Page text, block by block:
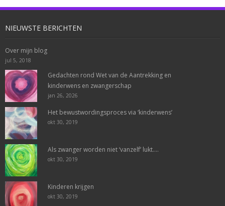
NIEUWSTE BERICHTEN
Over mijn blog
jul 5, 2018
Gedachten rond Wet van de Aantrekking en
kinderwens en zwangerschap
jan 26, 2026
Het bewustwordingsproces via ‘kinderwens’
okt 30, 2019
Als zwanger worden niet ‘vanzelf’ lukt….
okt 30, 2019
Kinderen krijgen
okt 30, 2019